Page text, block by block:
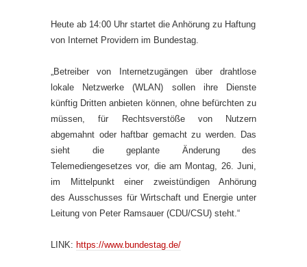
Heute ab 14:00 Uhr startet die Anhörung zu Haftung
von Internet Providern im Bundestag.
„Betreiber von Internetzugängen über drahtlose
lokale Netzwerke (WLAN) sollen ihre Dienste
künftig Dritten anbieten können, ohne befürchten zu
müssen, für Rechtsverstöße von Nutzern
abgemahnt oder haftbar gemacht zu werden. Das
sieht die geplante Änderung des
Telemediengesetzes vor, die am Montag, 26. Juni,
im Mittelpunkt einer zweistündigen Anhörung
des Ausschusses für Wirtschaft und Energie unter
Leitung von Peter Ramsauer (CDU/CSU) steht.“
LINK: https://www.bundestag.de/